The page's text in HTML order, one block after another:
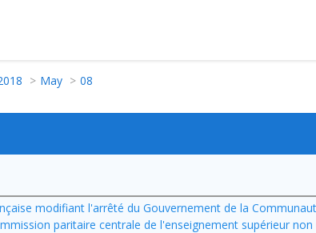
May 08
modifiant l'arrêté du Gouvernement de la
paritaire centrale de l'enseignement supérieur